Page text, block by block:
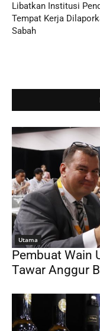
Libatkan Institusi
Tempat Kerja
Sabah
Utama
Pembuat Wain
Tawar Anggur